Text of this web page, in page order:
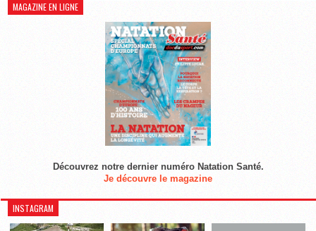
MAGAZINE EN LIGNE
Découvrez notre dernier numéro Natation Santé.
Je découvre le magazine
INSTAGRAM